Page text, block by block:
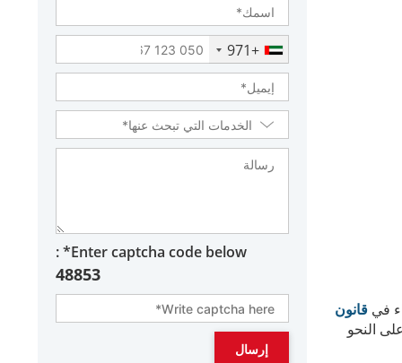
في قانون
النحو
+971
Enter captcha code below* :
48853